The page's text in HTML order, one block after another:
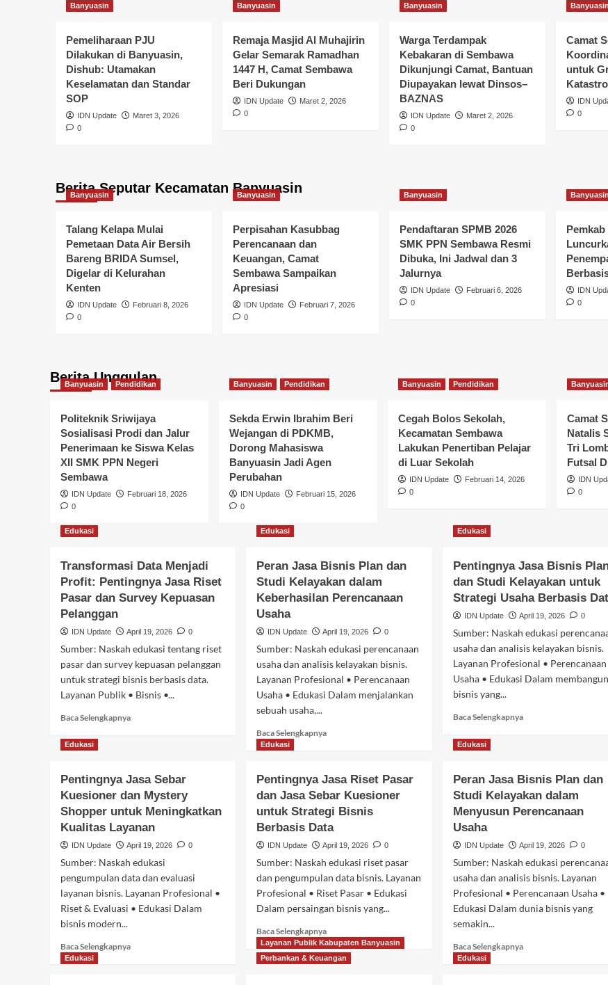
Bergizi Gratis se-Sumsel,
Pemkab Banyuasin Siap Dukung
Implementasi
IDN Update
Banyuasin Pemerintahan
Pemkab Banyuasin Siapkan
Skema Penugasan PPPK untuk
Koperasi Merah Putih di Desa dan
Kelurahan
IDN Update Maret 3, 2026
Camat Sembawa Koordinasi
dengan BPS untuk Groundcheck
PBI-JK Katastropik Tahap 1
IDN Update Maret 2, 2026 0
Banyuasin
Pemeliharaan PJU
Dilakukan di Banyuasin,
Dishub: Utamakan
Keselamatan dan Standar
SOP
IDN Update
Maret 3, 2026
0
Banyuasin
Remaja Masjid Al Muhajirin
Gelar Semarak Ramadhan
1447 H, Camat Sembawa
Beri Dukungan
IDN Update
Maret 2, 2026
0
Banyuasin
Warga Terdampak
Kebakaran di Sembawa
Dikunjungi Camat, Bantuan
Diupayakan lewat Dinsos–
BAZNAS
IDN Update
Maret 2, 2026
0
Banyuasin
Camat
untuk
IDN
0
Berita Seputar Kecamatan Banyuasin
Banyuasin
Talang Kelapa Mulai
Pemetaan Data Air Bersih
Bareng BRIDA Sumsel,
Digelar di Kelurahan
Kenten
IDN Update
Februari 8, 2026
0
Banyuasin
Perpisahan Kasubbag
Perencanaan dan
Keuangan, Camat
Sembawa Sampaikan
Apresiasi
IDN Update
Februari 7, 2026
0
Banyuasin
Pendaftaran SPMB 2026
SMK PPN Sembawa Resmi
Dibuka, Ini Jadwal dan 3
Jalurnya
IDN Update
Februari 6, 2026
0
Banyuasin
IDN
0
Berita Unggulan
Banyuasin Pendidikan
Politeknik Sriwijaya
Sosialisasi Prodi dan Jalur
Penerimaan ke Siswa Kelas
XII SMK PPN Negeri
Sembawa
IDN Update
Februari 18, 2026
0
Banyuasin Pendidikan
Sekda Erwin Ibrahim Beri
Wejangan di PDKMB,
Dorong Mahasiswa
Banyuasin Jadi Agen
Perubahan
IDN Update
Februari 15, 2026
0
Banyuasin Pendidikan
Cegah Bolos Sekolah,
Kecamatan Sembawa
Lakukan Penertiban Pelajar
di Luar Sekolah
IDN Update
Februari 14, 2026
0
Camat
Natalis
Tri
Futsal
IDN
0
Edukasi
Transformasi Data Menjadi
Profit: Pentingnya Jasa Riset
Pasar dan Survey Kepuasan
Pelanggan
IDN Update April 19, 2026 0
Sumber: Naskah edukasi tentang riset
pasar dan survey kepuasan pelanggan
untuk strategi bisnis berbasis data.
Layanan Publik • Bisnis •...
Baca SelengkapnyaBaca
Menjadi
Profit:
Pentingnya
Riset
Pasar
dan
Survey
Pelanggan
Edukasi
Peran Jasa Bisnis Plan dan
Studi Kelayakan dalam
Keberhasilan Perencanaan
Usaha
IDN Update April 19, 2026 0
Sumber: Naskah edukasi perencanaan
usaha dan analisis kelayakan bisnis.
Layanan Profesional • Perencanaan
Usaha • Edukasi Dalam menjalankan
sebuah usaha,...
Baca SelengkapnyaBaca
Jasa
Bisnis
Plan
dan
Kelayakan
dalam
Keberhasilan
Perencanaan
Edukasi
Pentingnya Jasa Bisnis
dan Studi Kelayakan untuk
Strategi Usaha Berbasis
IDN Update April 19, 2026 0
Sumber: Naskah edukasi
usaha dan analisis kelayakan bisnis.
Layanan Profesional • Perencanaan
Usaha • Edukasi Dalam membangun
bisnis yang...
Baca SelengkapnyaBaca
Bisnis
Plan
dan
untuk
Strategi
Usaha
Data
Edukasi
Pentingnya Jasa Sebar
Kuesioner dan Mystery
Shopper untuk Meningkatkan
Kualitas Layanan
IDN Update April 19, 2026 0
Sumber: Naskah edukasi
pengumpulan data dan evaluasi
layanan bisnis. Layanan Profesional •
Riset & Evaluasi • Edukasi Dalam
bisnis modern...
Baca SelengkapnyaBaca
Edukasi
Pentingnya Jasa Riset Pasar
dan Jasa Sebar Kuesioner
untuk Strategi Bisnis
Berbasis Data
IDN Update April 19, 2026 0
Sumber: Naskah edukasi riset pasar
dan pengumpulan data bisnis. Layanan
Profesional • Riset Pasar • Edukasi
Dalam persaingan bisnis yang...
Baca SelengkapnyaBaca
selengkapnya
tentang
Edukasi
Peran Jasa Bisnis Plan dan
Studi Kelayakan dalam
Menyusun Perencanaan
Usaha
IDN Update April 19, 2026 0
Sumber: Naskah edukasi
usaha dan analisis bisnis. Layanan
Profesional • Perencanaan Usaha •
Edukasi Dalam dunia bisnis yang
semakin...
Baca SelengkapnyaBaca
Edukasi
Layanan Publik Kabupaten Banyuasin
Perbankan & Keuangan
Edukasi